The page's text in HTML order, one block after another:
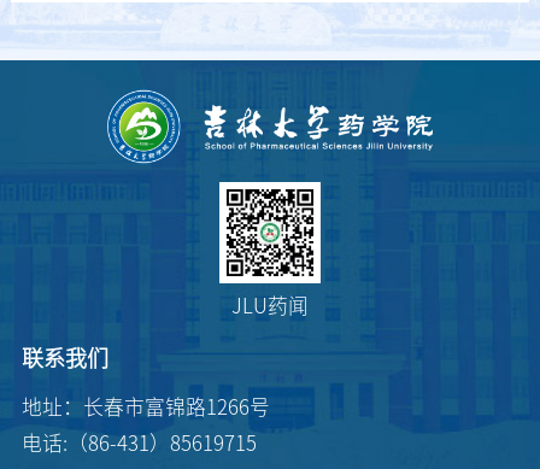
JLU药闻
联系我们
地址：长春市富锦路1266号
电话:（86-431）85619715